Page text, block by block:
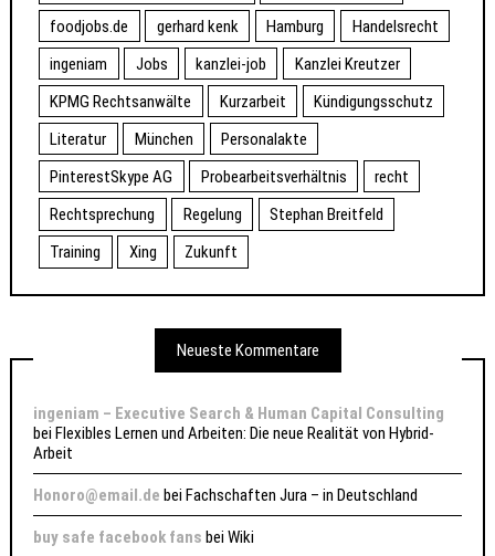
foodjobs.de
gerhard kenk Hamburg
Handelsrecht
ingeniam
Jobs kanzlei-job
Kanzlei Kreutzer
KPMG Rechtsanwälte
Kurzarbeit
Kündigungsschutz
Literatur
München
Personalakte
PinterestSkype AG
Probearbeitsverhältnis
recht
Rechtsprechung
Regelung
Stephan Breitfeld
Training
Xing Zukunft
Neueste Kommentare
ingeniam – Executive Search & Human Capital Consulting
beiFlexibles Lernen und Arbeiten: Die neue Realität von Hybrid-
Arbeit
Honoro@email.de beiFachschaften Jura – in Deutschland
buy safe facebook fans beiWiki